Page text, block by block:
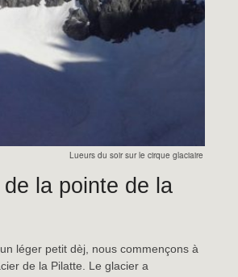
Lueurs du soir sur le cirque glaciaire de la
la pointe de la
léger petit dèj, nous commençons à
de la Pilatte. Le glacier a